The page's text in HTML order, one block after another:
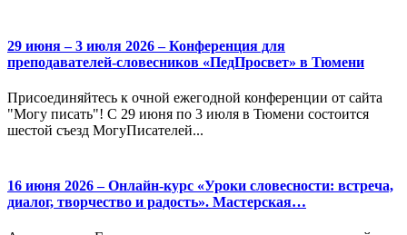
29 июня – 3 июля 2026 – Конференция для
преподавателей-словесников «ПедПросвет» в Тюмени
Присоединяйтесь к очной ежегодной конференции от сайта
"Могу писать"! С 29 июня по 3 июля в Тюмени состоится
шестой съезд МогуПисателей...
16 июня 2026 – Онлайн-курс «Уроки словесности: встреча,
диалог, творчество и радость». Мастерская…